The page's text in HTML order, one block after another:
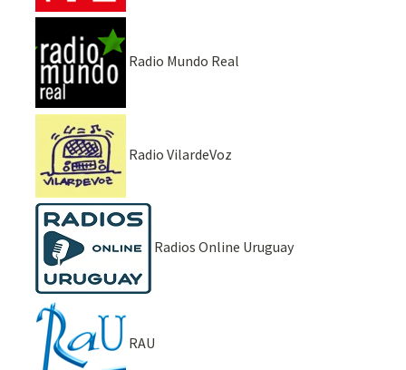
Radio Mundo Real
Radio VilardeVoz
Radios Online Uruguay
RAU